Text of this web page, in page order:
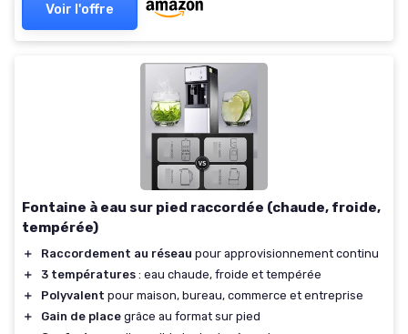
Voir l'offre
Fontaine à eau sur pied raccordée (chaude, froide,
tempérée)
＋ Raccordement au réseau pour approvisionnement continu
＋
3 températures : eau chaude, froide et tempérée
＋
Polyvalent pour maison, bureau, commerce et entreprise
＋
Gain de place grâce au format sur pied